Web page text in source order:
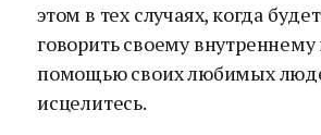
этом в тех случаях, когда
говорить своему внутреннему
помощью своих любимых
исцелитесь.